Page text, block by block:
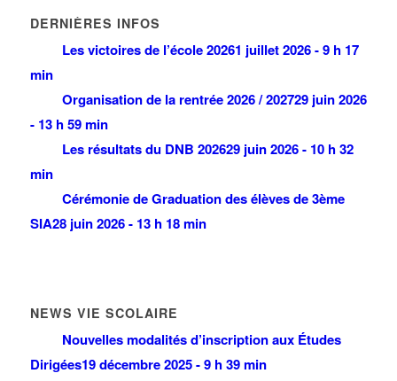
DERNIÈRES INFOS
Les victoires de l’école 20261 juillet 2026 - 9 h 17
min
Organisation de la rentrée 2026 / 202729 juin 2026
- 13 h 59 min
Les résultats du DNB 202629 juin 2026 - 10 h 32
min
Cérémonie de Graduation des élèves de 3ème
SIA28 juin 2026 - 13 h 18 min
NEWS VIE SCOLAIRE
Nouvelles modalités d’inscription aux Études
Dirigées19 décembre 2025 - 9 h 39 min